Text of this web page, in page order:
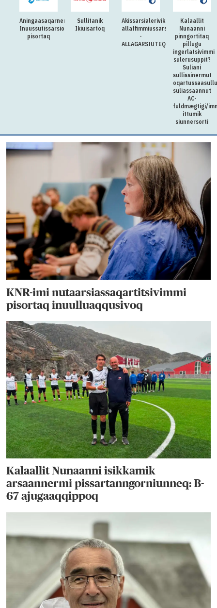
Aningaasaqarnermut
Inuussutissarsiornermut
pisortaq
Sullitanik
Ikiuisartoq
Akissarsialerivik
allaffimmiussarsiorpoq
-
ALLAGARSIUTEQQITAQ
Kalaallit
Nunaanni
pinngortitaq
pillugu
ingerlatsivimmi
sulerusuppit?
Suliani
sullissinermut
oqartussaasullu
suliassaannut
AC-
fuldmægtigi/
ittumik
siunnersorti
KNR-imi nutaarsiassaqartitsivimmi
pisortaq inuulluaqqusivoq
Kalaallit Nunaanni isikkamik
arsaannermi pissartanngorniunneq: B-
67 ajugaaqqippoq